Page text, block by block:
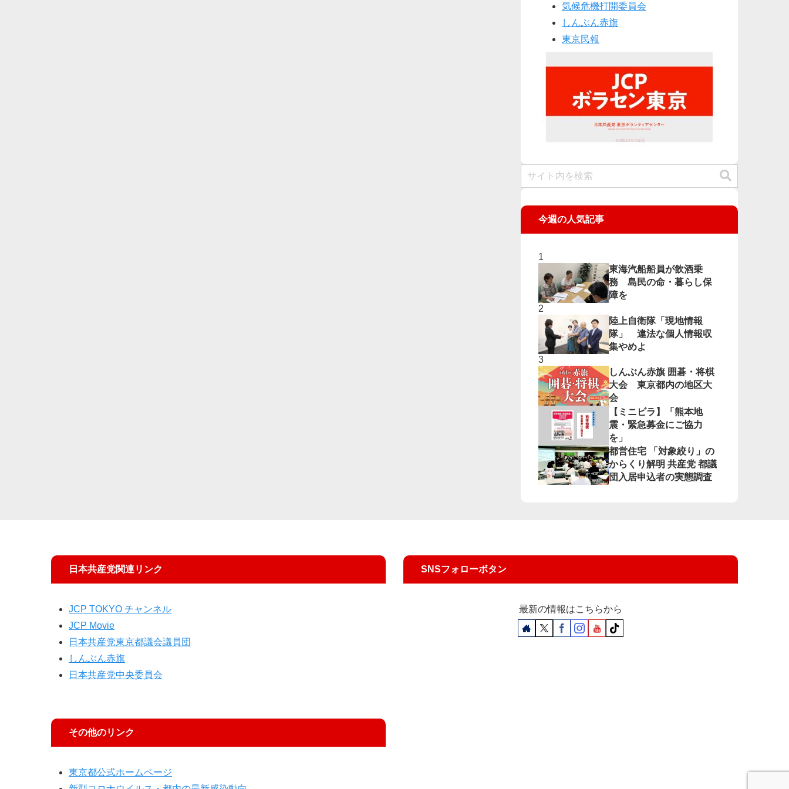
気候危機打開委員会
しんぶん赤旗
東京民報
今週の人気記事
東海汽船船員が飲酒乗
務 島民の命・暮らし保
障を
陸上自衛隊「現地情報
隊」 違法な個人情報収
集やめよ
しんぶん赤旗 囲碁・将棋
大会 東京都内の地区大
会
【ミニビラ】「熊本地
震・緊急募金にご協力
を」
都営住宅 「対象絞り」の
からくり解明 共産党 都議
団入居申込者の実態調査
日本共産党関連リンク
JCP TOKYO チャンネル
JCP Movie
日本共産党東京都議会議員団
しんぶん赤旗
日本共産党中央委員会
その他のリンク
東京都公式ホームページ
SNSフォローボタン
最新の情報はこちらから